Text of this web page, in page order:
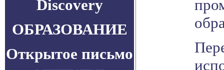
Discovery
ОБРАЗОВАНИЕ
Открытое письмо